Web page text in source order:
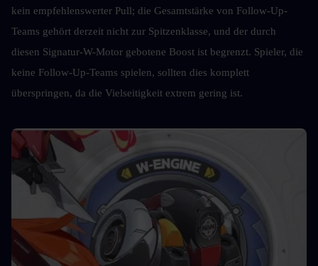
kein empfehlenswerter Pull; die Gesamtstärke von Follow-Up-
Teams gehört derzeit nicht zur Spitzenklasse, und der durch
diesen Signatur-W-Motor gebotene Boost ist begrenzt. Spieler, die
keine Follow-Up-Teams spielen, sollten dies komplett
überspringen, da die Vielseitigkeit extrem gering ist.